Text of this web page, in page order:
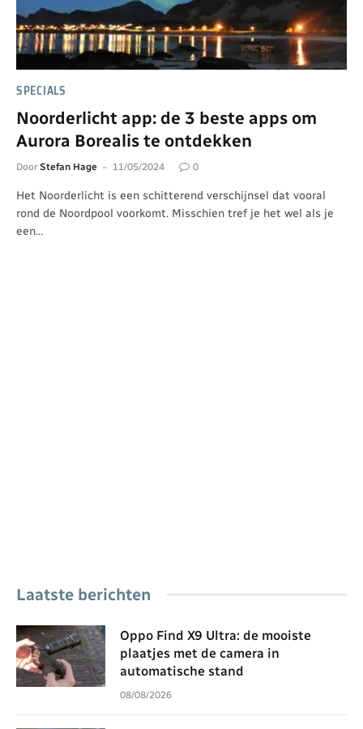
SPECIALS
Noorderlicht app: de 3 beste apps om
Aurora Borealis te ontdekken
Door Stefan Hage 11/05/2024 0
Het Noorderlicht is een schitterend verschijnsel dat vooral
rond de Noordpool voorkomt. Misschien tref je het wel als je
een…
Laatste berichten
Oppo Find X9 Ultra: de mooiste
plaatjes met de camera in
automatische stand
08/08/2026